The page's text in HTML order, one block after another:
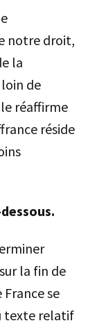
notre droit,
la
de
réaffirme
réside
la fin de
France se
texte relatif